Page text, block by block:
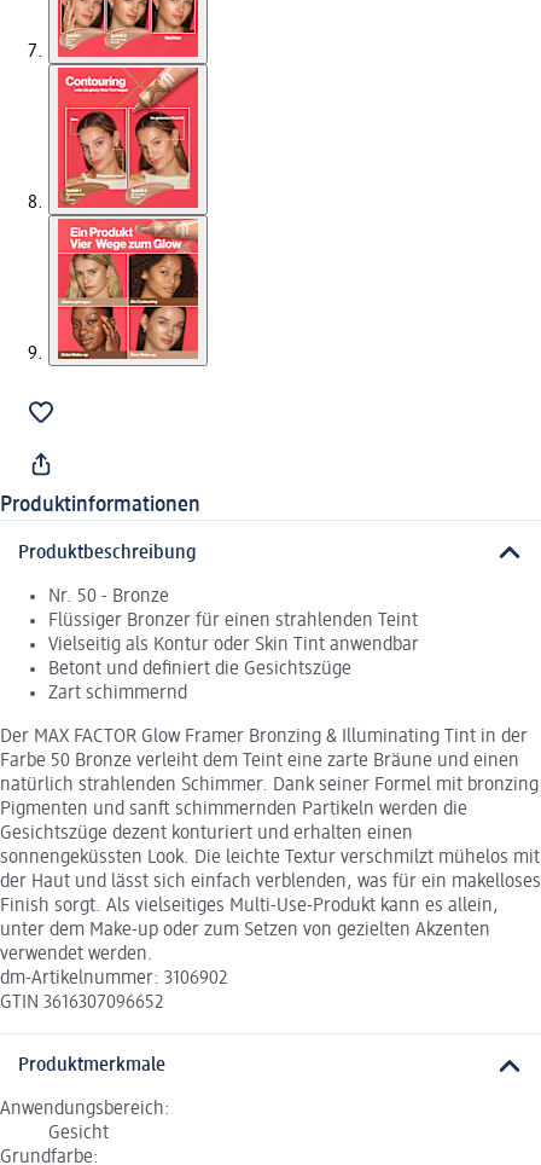
Produktinformationen
Produktbeschreibung
Nr. 50 - Bronze
Flüssiger Bronzer für einen strahlenden Teint
Vielseitig als Kontur oder Skin Tint anwendbar
Betont und definiert die Gesichtszüge
Zart schimmernd
Der MAX FACTOR Glow Framer Bronzing & Illuminating Tint in der
Farbe 50 Bronze verleiht dem Teint eine zarte Bräune und einen
natürlich strahlenden Schimmer. Dank seiner Formel mit bronzing
Pigmenten und sanft schimmernden Partikeln werden die
Gesichtszüge dezent konturiert und erhalten einen
sonnengeküssten Look. Die leichte Textur verschmilzt mühelos mit
der Haut und lässt sich einfach verblenden, was für ein makelloses
Finish sorgt. Als vielseitiges Multi-Use-Produkt kann es allein,
unter dem Make-up oder zum Setzen von gezielten Akzenten
verwendet werden.
dm-Artikelnummer: 3106902
GTIN 3616307096652
Produktmerkmale
Anwendungsbereich:
Gesicht
Grundfarbe: